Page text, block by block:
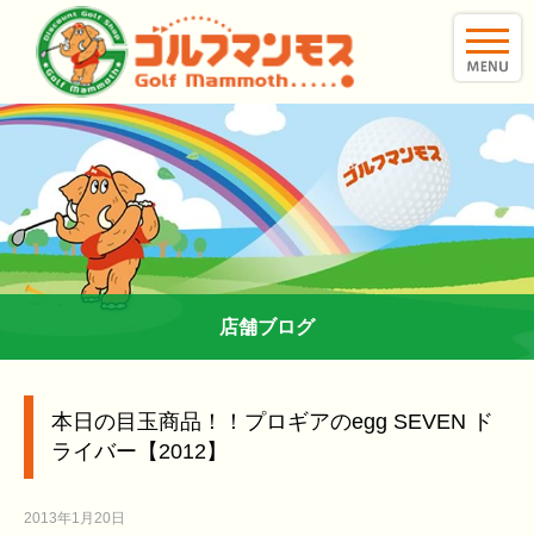
店舗ブログ
本日の目玉商品！！プロギアのegg SEVEN ド
ライバー【2012】
2013年1月20日